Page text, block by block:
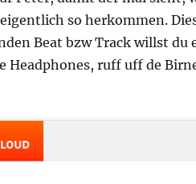
so herkommen.
Beat bzw Track willst du
Headphones, ruff uff de